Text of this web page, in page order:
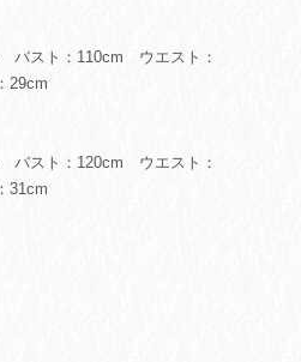
スト：110cm ウエスト：
29cm
スト：120cm ウエスト：
31cm